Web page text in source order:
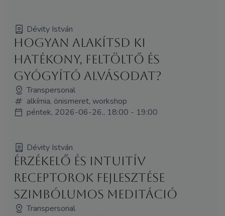
Dévity István
Hogyan alakítsd ki
hatékony, feltöltő és
gyógyító alvásodat?
Transpersonal
alkímia, önismeret, workshop
péntek, 2026-06-26., 18:00 - 19:00
Dévity István
Érzékelő és intuitív
receptorok fejlesztése
szimbólumos meditáció
Transpersonal